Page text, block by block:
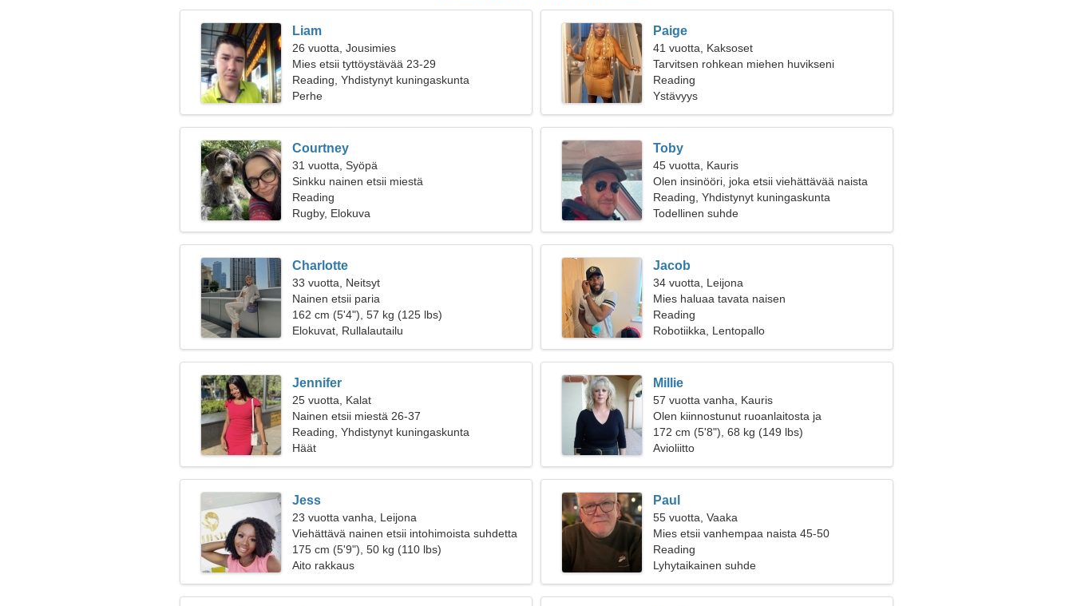
Liam
26 vuotta, Jousimies
Mies etsii tyttöystävää 23-29
Reading, Yhdistynyt kuningaskunta
Perhe
Paige
41 vuotta, Kaksoset
Tarvitsen rohkean miehen huvikseni
Reading
Ystävyys
Courtney
31 vuotta, Syöpä
Sinkku nainen etsii miestä
Reading
Rugby, Elokuva
Toby
45 vuotta, Kauris
Olen insinööri, joka etsii viehättävää naista
Reading, Yhdistynyt kuningaskunta
Todellinen suhde
Charlotte
33 vuotta, Neitsyt
Nainen etsii paria
162 cm (5'4"), 57 kg (125 lbs)
Elokuvat, Rullalautailu
Jacob
34 vuotta, Leijona
Mies haluaa tavata naisen
Reading
Robotiikka, Lentopallo
Jennifer
25 vuotta, Kalat
Nainen etsii miestä 26-37
Reading, Yhdistynyt kuningaskunta
Häät
Millie
57 vuotta vanha, Kauris
Olen kiinnostunut ruoanlaitosta ja
videopeleistä
172 cm (5'8"), 68 kg (149 lbs)
Avioliitto
Jess
23 vuotta vanha, Leijona
Viehättävä nainen etsii intohimoista suhdetta
175 cm (5'9"), 50 kg (110 lbs)
Aito rakkaus
Paul
55 vuotta, Vaaka
Mies etsii vanhempaa naista 45-50
Reading
Lyhytaikainen suhde